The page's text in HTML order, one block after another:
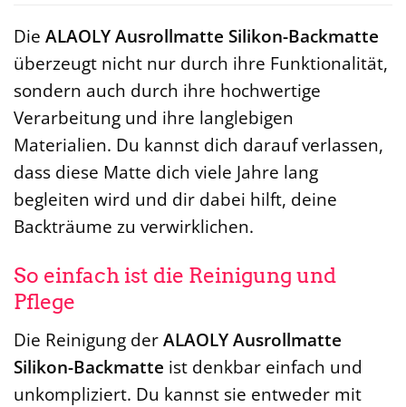
Die ALAOLY Ausrollmatte Silikon-Backmatte
überzeugt nicht nur durch ihre Funktionalität,
sondern auch durch ihre hochwertige
Verarbeitung und ihre langlebigen
Materialien. Du kannst dich darauf verlassen,
dass diese Matte dich viele Jahre lang
begleiten wird und dir dabei hilft, deine
Backträume zu verwirklichen.
So einfach ist die Reinigung und
Pflege
Die Reinigung derALAOLY Ausrollmatte
Silikon-Backmatte ist denkbar einfach und
unkompliziert. Du kannst sie entweder mit